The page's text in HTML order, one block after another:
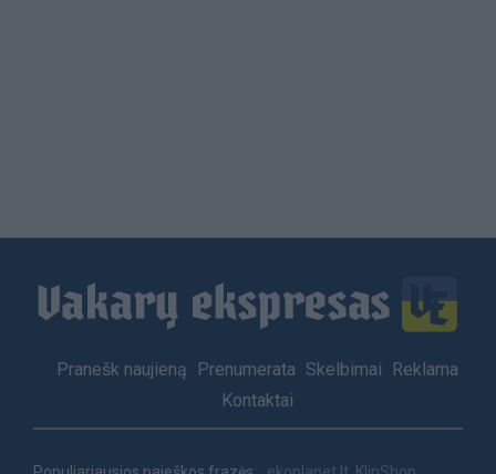
Footer
Pranešk naujieną Prenumerata Skelbimai
Reklama
Kontaktai